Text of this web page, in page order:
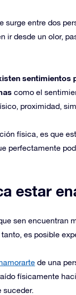
entre dos
ir desde un olor,
sentimientos
como el
proximidad,
física, es que
perfectamente
estar
sen encuentran
es posible
de una
físicamente
suceder.